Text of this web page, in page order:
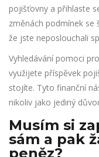
pojišťovny a přihlaste
změnách podmínek
že jste neposlouchali
Vyhledávání pomoci
využijete příspěvek
stojíte. Tyto finanční
nikoliv jako jediný
Musím si
sám a pak
peněz?